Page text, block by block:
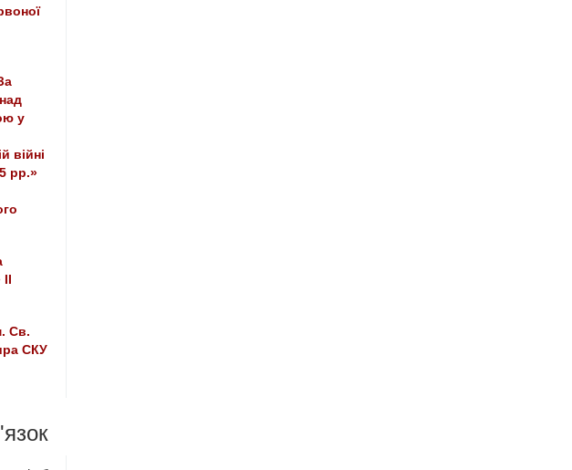
у
війні
рр.»
Св.
СКУ